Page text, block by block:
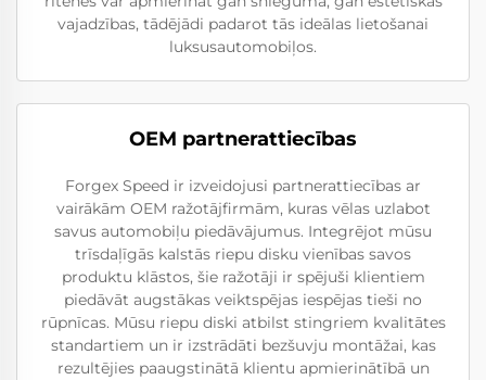
vajadzības, tādējādi padarot tās ideālas lietošanai
luksusautomobiļos.
OEM partnerattiecības
Forgex Speed ir izveidojusi partnerattiecības ar
vairākām OEM ražotājfirmām, kuras vēlas uzlabot
savus automobiļu piedāvājumus. Integrējot mūsu
trīsdaļīgās kalstās riepu disku vienības savos
produktu klāstos, šie ražotāji ir spējuši klientiem
piedāvāt augstākas veiktspējas iespējas tieši no
rūpnīcas. Mūsu riepu diski atbilst stingriem kvalitātes
standartiem un ir izstrādāti bezšuvju montāžai, kas
rezultējies paaugstinātā klientu apmierinātībā un